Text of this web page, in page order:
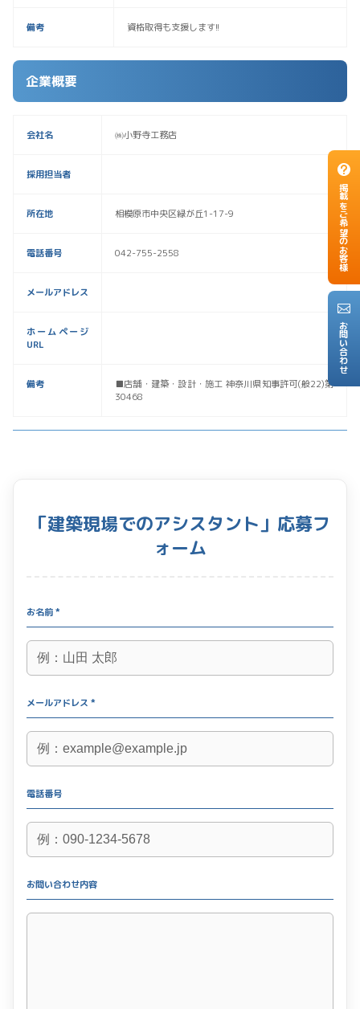
掲載をご希望のお客様
お問い合わせ
備考 資格取得も支援します!!
企業概要
会社名 ㈱小野寺工務店
採用担当者
所在地 相模原市中央区緑が丘1-17-9
電話番号 042-755-2558
メールアドレス
ホームページ
URL
備考
■店舗・建築・設計・施工 神奈川県知事許可(般22)第
30468
「建築現場でのアシスタント」応募フ
ォーム
お名前 *
メールアドレス *
電話番号
お問い合わせ内容